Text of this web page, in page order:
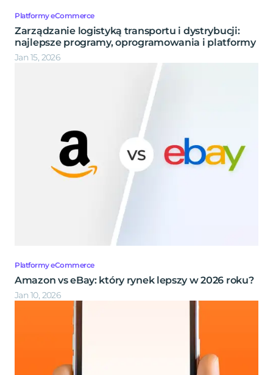
Platformy eCommerce
Zarządzanie logistyką transportu i dystrybucji:
najlepsze programy, oprogramowania i platformy
Jan 15, 2026
Platformy eCommerce
Amazon vs eBay: który rynek lepszy w 2026 roku?
Jan 10, 2026